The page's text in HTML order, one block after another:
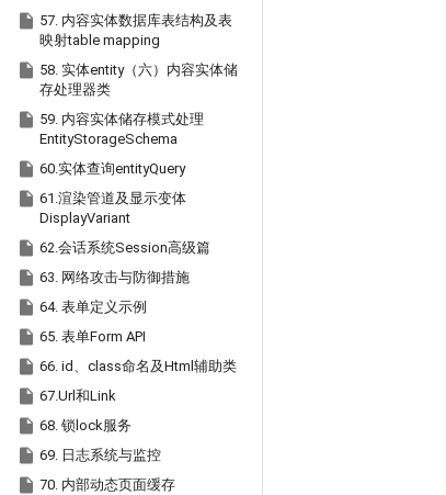
 57. 内容实体数据库表结构及表
映射table mapping
 58. 实体entity（六）内容实体储
存处理器类
 59. 内容实体储存模式处理
EntityStorageSchema
 60.实体查询entityQuery
 61.渲染管道及显示变体
DisplayVariant
 62.会话系统Session高级篇
 63. 网络攻击与防御措施
 64. 表单定义示例
 65. 表单Form API
 66. id、class命名及Html辅助类
 67.Url和Link
 68. 锁lock服务
 69. 日志系统与监控
 70. 内部动态页面缓存